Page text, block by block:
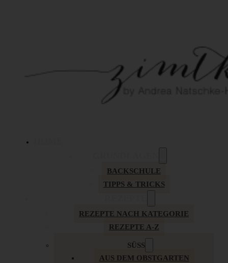
BACKSCHULE
TIPPS & TRICKS
REZEPTE NACH KATEGORIE
REZEPTE A-Z
SÜSS
AUS DEM OBSTGARTEN